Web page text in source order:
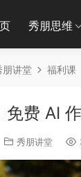
秀朋思维
朋讲堂 福利课
免费 AI
秀朋讲堂